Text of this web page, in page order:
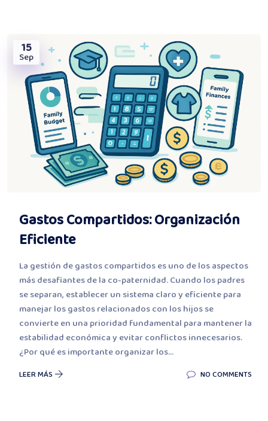
15
Sep
Gastos Compartidos: Organización
Eficiente
La gestión de gastos compartidos es uno de los aspectos
más desafiantes de la co-paternidad. Cuando los padres
se separan, establecer un sistema claro y eficiente para
manejar los gastos relacionados con los hijos se
convierte en una prioridad fundamental para mantener la
estabilidad económica y evitar conflictos innecesarios.
¿Por qué es importante organizar los...
LEER MÁS NO COMMENTS